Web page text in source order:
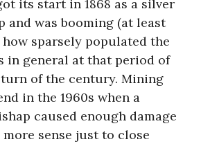
its start in 1868 as a silver
and was booming (at least
sparsely populated the
in general at that period of
of the century. Mining
in the 1960s when a
caused enough damage
sense just to close